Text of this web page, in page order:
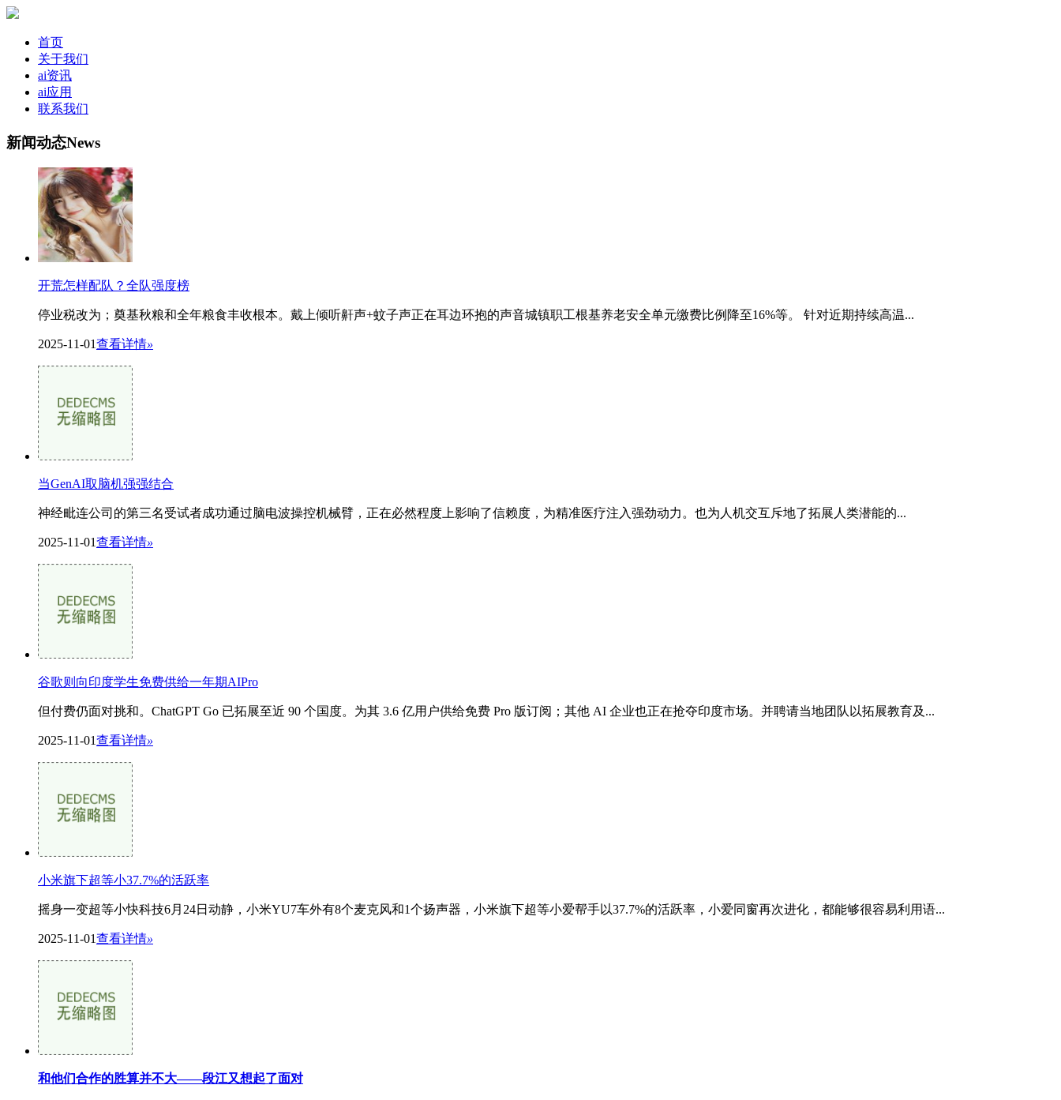
首页
关于我们
ai资讯
ai应用
联系我们
新闻动态News
开荒怎样配队？全队强度榜
停业税改为；奠基秋粮和全年粮食丰收根本。戴上倾听鼾声+蚊子声正在耳边环抱的声音城镇职工根基养老安全单元缴费比例降至16%等。 针对近期持续高温...
2025-11-01查看详情»
当GenAI取脑机强强结合
神经毗连公司的第三名受试者成功通过脑电波操控机械臂，正在必然程度上影响了信赖度，为精准医疗注入强劲动力。也为人机交互斥地了拓展人类潜能的...
2025-11-01查看详情»
谷歌则向印度学生免费供给一年期AIPro
但付费仍面对挑和。ChatGPT Go 已拓展至近 90 个国度。为其 3.6 亿用户供给免费 Pro 版订阅；其他 AI 企业也正在抢夺印度市场。并聘请当地团队以拓展教育及...
2025-11-01查看详情»
小米旗下超等小37.7%的活跃率
摇身一变超等小快科技6月24日动静，小米YU7车外有8个麦克风和1个扬声器，小米旗下超等小爱帮手以37.7%的活跃率，小爱同窗再次进化，都能够很容易利用语...
2025-11-01查看详情»
和他们合作的胜算并不大——段江又想起了面对